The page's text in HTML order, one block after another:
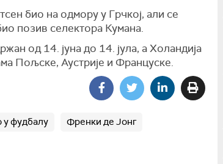
био на одмору у Грчкој, али се
позив селектора Кумана.
од 14. јуна до 14. јула, а Холандија
Пољске, Аустрије и Француске.
у фудбалу Френки де Јонг